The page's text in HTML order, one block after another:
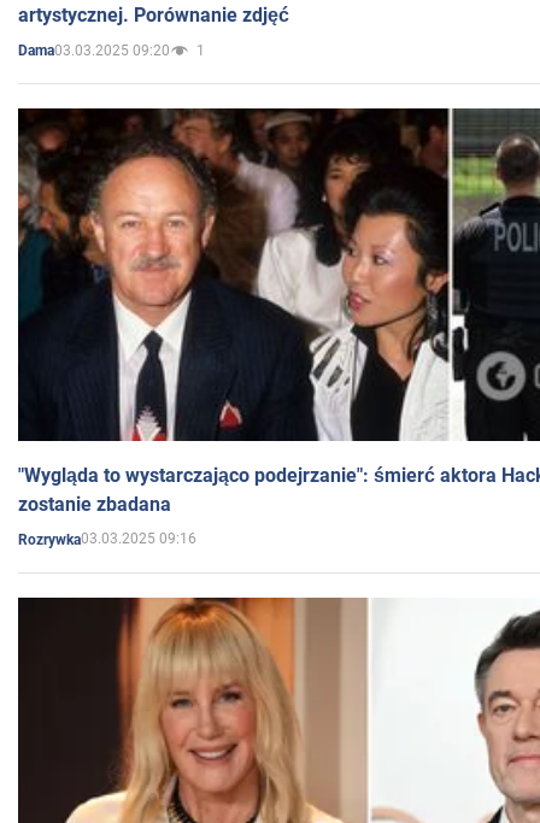
artystycznej. Porównanie zdjęć
Dama03.03.2025 09:20 1
"Wygląda to wystarczająco podejrzanie": śmierć aktora
zostanie zbadana
Rozrywka03.03.2025 09:16